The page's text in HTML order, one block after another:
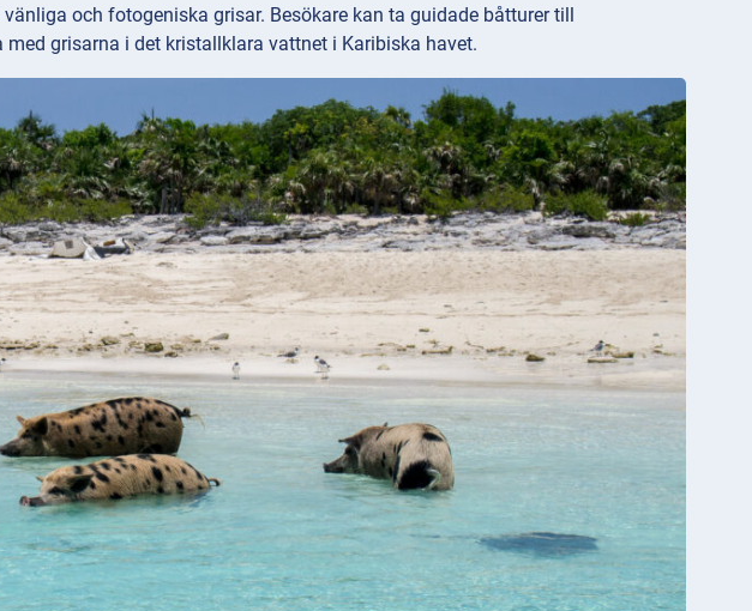
och fotogeniska grisar. Besökare kan ta guidade båtturer till
grisarna i det kristallklara vattnet i Karibiska havet.